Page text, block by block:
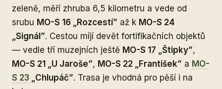
zeleně, měří zhruba 6,5 kilometru a vede od
srubu MO-S 16 „Rozcestí” až k MO-S 24
„Signál”. Cestou míjí devět fortifikačních objektů
— vedle tří muzejních ještě MO-S 17 „Štipky”,
MO-S 21 „U Jaroše”, MO-S 22 „František” a MO-
S 23 „Chlupáč”. Trasa je vhodná pro pěší i na